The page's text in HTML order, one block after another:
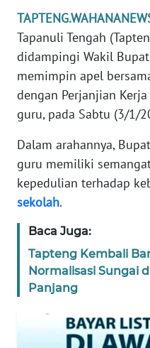
Tapanuli Tengah
didampingi Wakil
memimpin apel
dengan Perjanjian Kerja
guru, pada Sabtu (3/1/
Dalam arahannya,
guru memiliki
kepedulian terhadap
sekolah.
Baca Juga:
Tapteng Kembali
Normalisasi Sungai
Panjang
DISCLAIMER
Wahana
News
Regional
WN
SUMUT
WN
WN
JABAR
BANTEN